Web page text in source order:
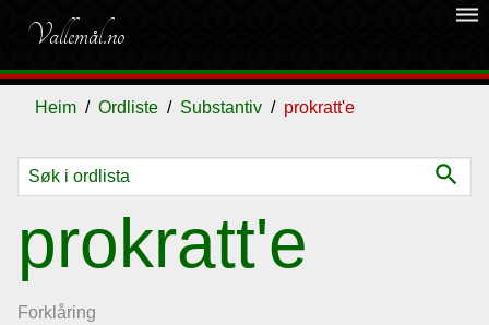
Vallemål.no
dehaze
Heim Ordliste Substantiv prokratt'e
search
prokratt'e
Forklåring
Ordliste
Om
vallemålet